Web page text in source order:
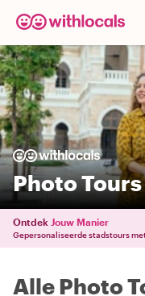
Photo
Ontdek Jouw Manier
Gepersonaliseerde stadstours
Alle Photo